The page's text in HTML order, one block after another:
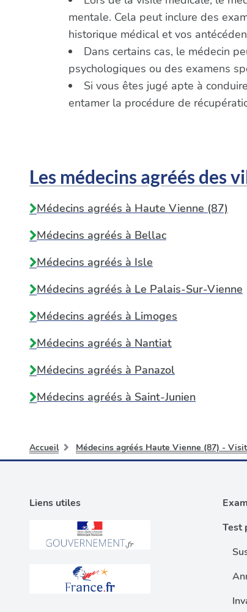
mentale. Cela peut inclure des
historique médical et vos
Dans certains cas, le médecin
psychologiques ou des examens
Si vous êtes jugé apte à
entamer la procédure de
Les médecins agréés des
Médecins agréés à Haute Vienne (87)
Médecins agréés à Bellac
Médecins agréés à Isle
Médecins agréés à Le Palais-Sur-Vienne
Médecins agréés à Limoges
Médecins agréés à Nantiat
Médecins agréés à Panazol
Médecins agréés à Saint-Junien
Accueil Médecins agréés Haute Vienne (87) -
Liens utiles
Test